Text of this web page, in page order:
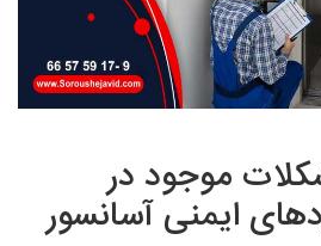
موجود در
ایمنی آسانسور